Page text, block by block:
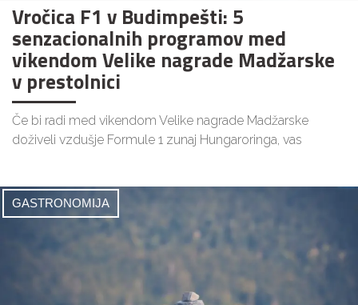
Vročica F1 v Budimpešti: 5
senzacionalnih programov med
vikendom Velike nagrade Madžarske
v prestolnici
Če bi radi med vikendom Velike nagrade Madžarske
doživeli vzdušje Formule 1 zunaj Hungaroringa, vas
GASTRONOMIJA